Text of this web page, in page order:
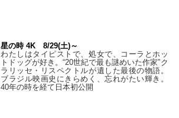
星の時 4K 8/29(土)～
わたしはタイピストで、処⼥で、コーラとホッ
トドッグが好き。“20世紀で最も謎めいた作家”ク
ラリッセ・リスペクトルが遺した最後の物語。
ブラジル映画史にきらめく、忘れがたい輝き。
40年の時を経て⽇本初公開